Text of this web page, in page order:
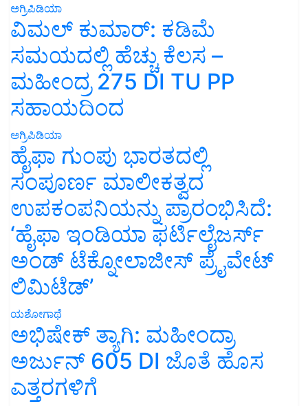
ಅಗ್ರಿಪಿಡಿಯಾ
ವಿಮಲ್ ಕುಮಾರ್: ಕಡಿಮೆ
ಸಮಯದಲ್ಲಿ ಹೆಚ್ಚು ಕೆಲಸ –
ಮಹೀಂದ್ರ 275 DI TU PP
ಸಹಾಯದಿಂದ
ಅಗ್ರಿಪಿಡಿಯಾ
ಹೈಫಾ ಗುಂಪು ಭಾರತದಲ್ಲಿ
ಸಂಪೂರ್ಣ ಮಾಲೀಕತ್ವದ
ಉಪಕಂಪನಿಯನ್ನು ಪ್ರಾರಂಭಿಸಿದೆ:
‘ಹೈಫಾ ಇಂಡಿಯಾ ಫರ್ಟಿಲೈಜರ್ಸ್
ಅಂಡ್ ಟೆಕ್ನೋಲಾಜೀಸ್ ಪ್ರೈವೇಟ್
ಲಿಮಿಟೆಡ್’
ಯಶೋಗಾಥೆ
ಅಭಿಷೇಕ್ ತ್ಯಾಗಿ: ಮಹೀಂದ್ರಾ
ಅರ್ಜುನ್ 605 DI ಜೊತೆ ಹೊಸ
ಎತ್ತರಗಳಿಗೆ